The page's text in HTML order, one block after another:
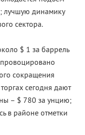
лучшую динамику
сектора.
$ 1 за баррель
сокращения
сегодня дают
– $ 780 за унцию;
в районе отметки